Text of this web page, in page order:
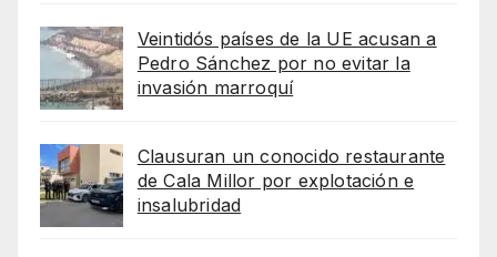
Veintidós países de la UE acusan a
Pedro Sánchez por no evitar la
invasión marroquí
Clausuran un conocido restaurante
de Cala Millor por explotación e
insalubridad